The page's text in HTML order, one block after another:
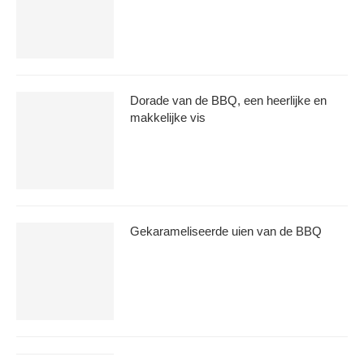
Dorade van de BBQ, een heerlijke en
makkelijke vis
Gekarameliseerde uien van de BBQ